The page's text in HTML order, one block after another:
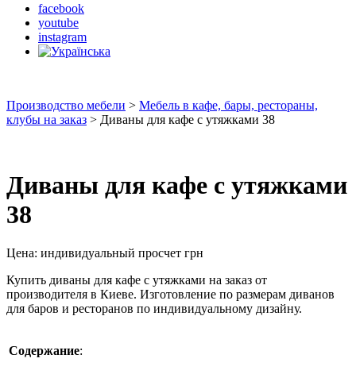
facebook
youtube
instagram
Производство мебели > Мебель в кафе, бары, рестораны,
клубы на заказ > Диваны для кафе с утяжками 38
Диваны для кафе с утяжками
38
Цена: индивидуальный просчет грн
Купить диваны для кафе с утяжками на заказ от
производителя в Киеве. Изготовление по размерам диванов
для баров и ресторанов по индивидуальному дизайну.
Содержание: